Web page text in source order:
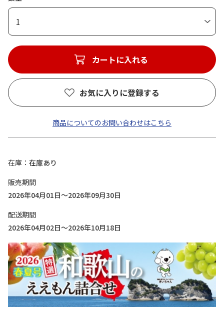
1
カートに入れる
お気に入りに登録する
商品についてのお問い合わせはこちら
在庫
在庫あり
販売期間
2026年04月01日～2026年09月30日
配送期間
2026年04月02日～2026年10月18日